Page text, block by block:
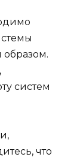
систем
что